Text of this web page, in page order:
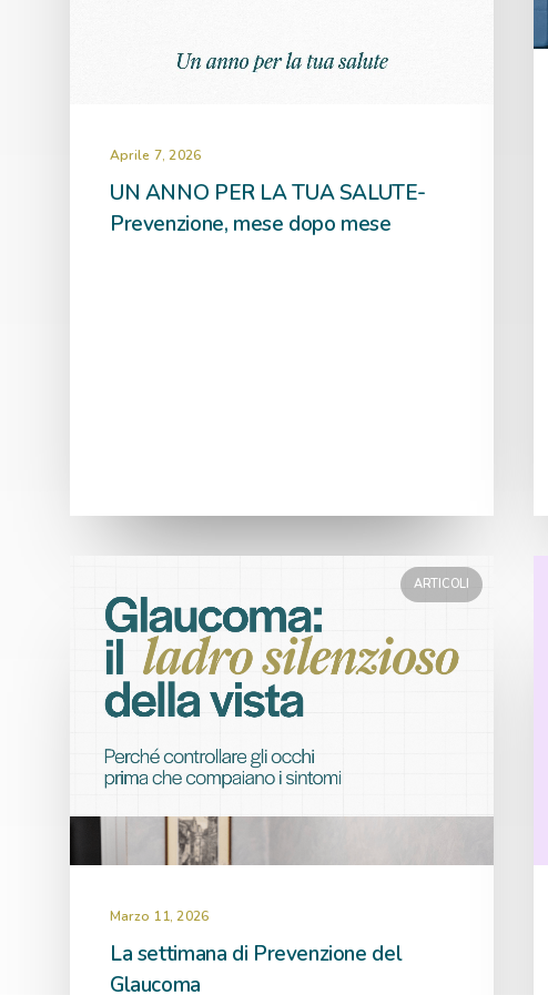
Aprile 7, 2026
UN ANNO PER LA TUA SALUTE-
Prevenzione, mese dopo mese
ARTICOLI
Marzo 11, 2026
La settimana di Prevenzione del
Glaucoma